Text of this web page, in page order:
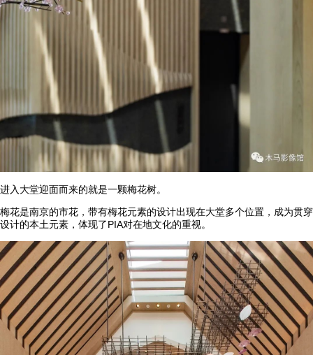
进入大堂迎面而来的就是一颗梅花树。
梅花是南京的市花，带有梅花元素的设计出现在大堂多个位置，成为贯穿
设计的本土元素，体现了PIA对在地文化的重视。